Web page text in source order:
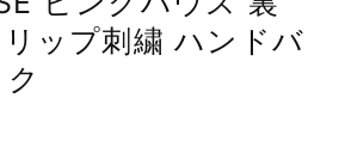
ップ刺繍 ハンドバ